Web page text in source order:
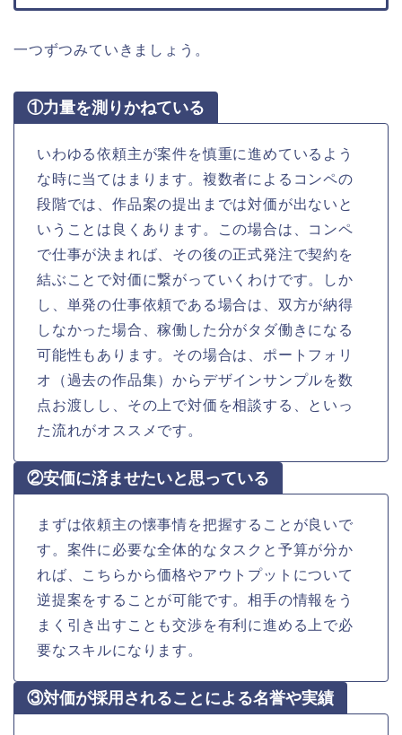
一つずつみていきましょう。
①力量を測りかねている
いわゆる依頼主が案件を慎重に進めているよう
な時に当てはまります。複数者によるコンペの
段階では、作品案の提出までは対価が出ないと
いうことは良くあります。この場合は、コンペ
で仕事が決まれば、その後の正式発注で契約を
結ぶことで対価に繋がっていくわけです。しか
し、単発の仕事依頼である場合は、双方が納得
しなかった場合、稼働した分がタダ働きになる
可能性もあります。その場合は、ポートフォリ
オ（過去の作品集）からデザインサンプルを数
点お渡しし、その上で対価を相談する、といっ
た流れがオススメです。
②安価に済ませたいと思っている
まずは依頼主の懐事情を把握することが良いで
す。案件に必要な全体的なタスクと予算が分か
れば、こちらから価格やアウトプットについて
逆提案をすることが可能です。相手の情報をう
まく引き出すことも交渉を有利に進める上で必
要なスキルになります。
③対価が採用されることによる名誉や実績